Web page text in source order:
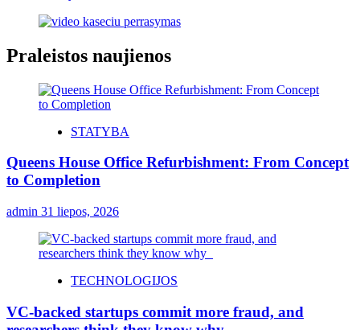
Praleistos naujienos
STATYBA
Queens House Office Refurbishment: From Concept
to Completion
admin 31 liepos, 2026
TECHNOLOGIJOS
VC-backed startups commit more fraud, and